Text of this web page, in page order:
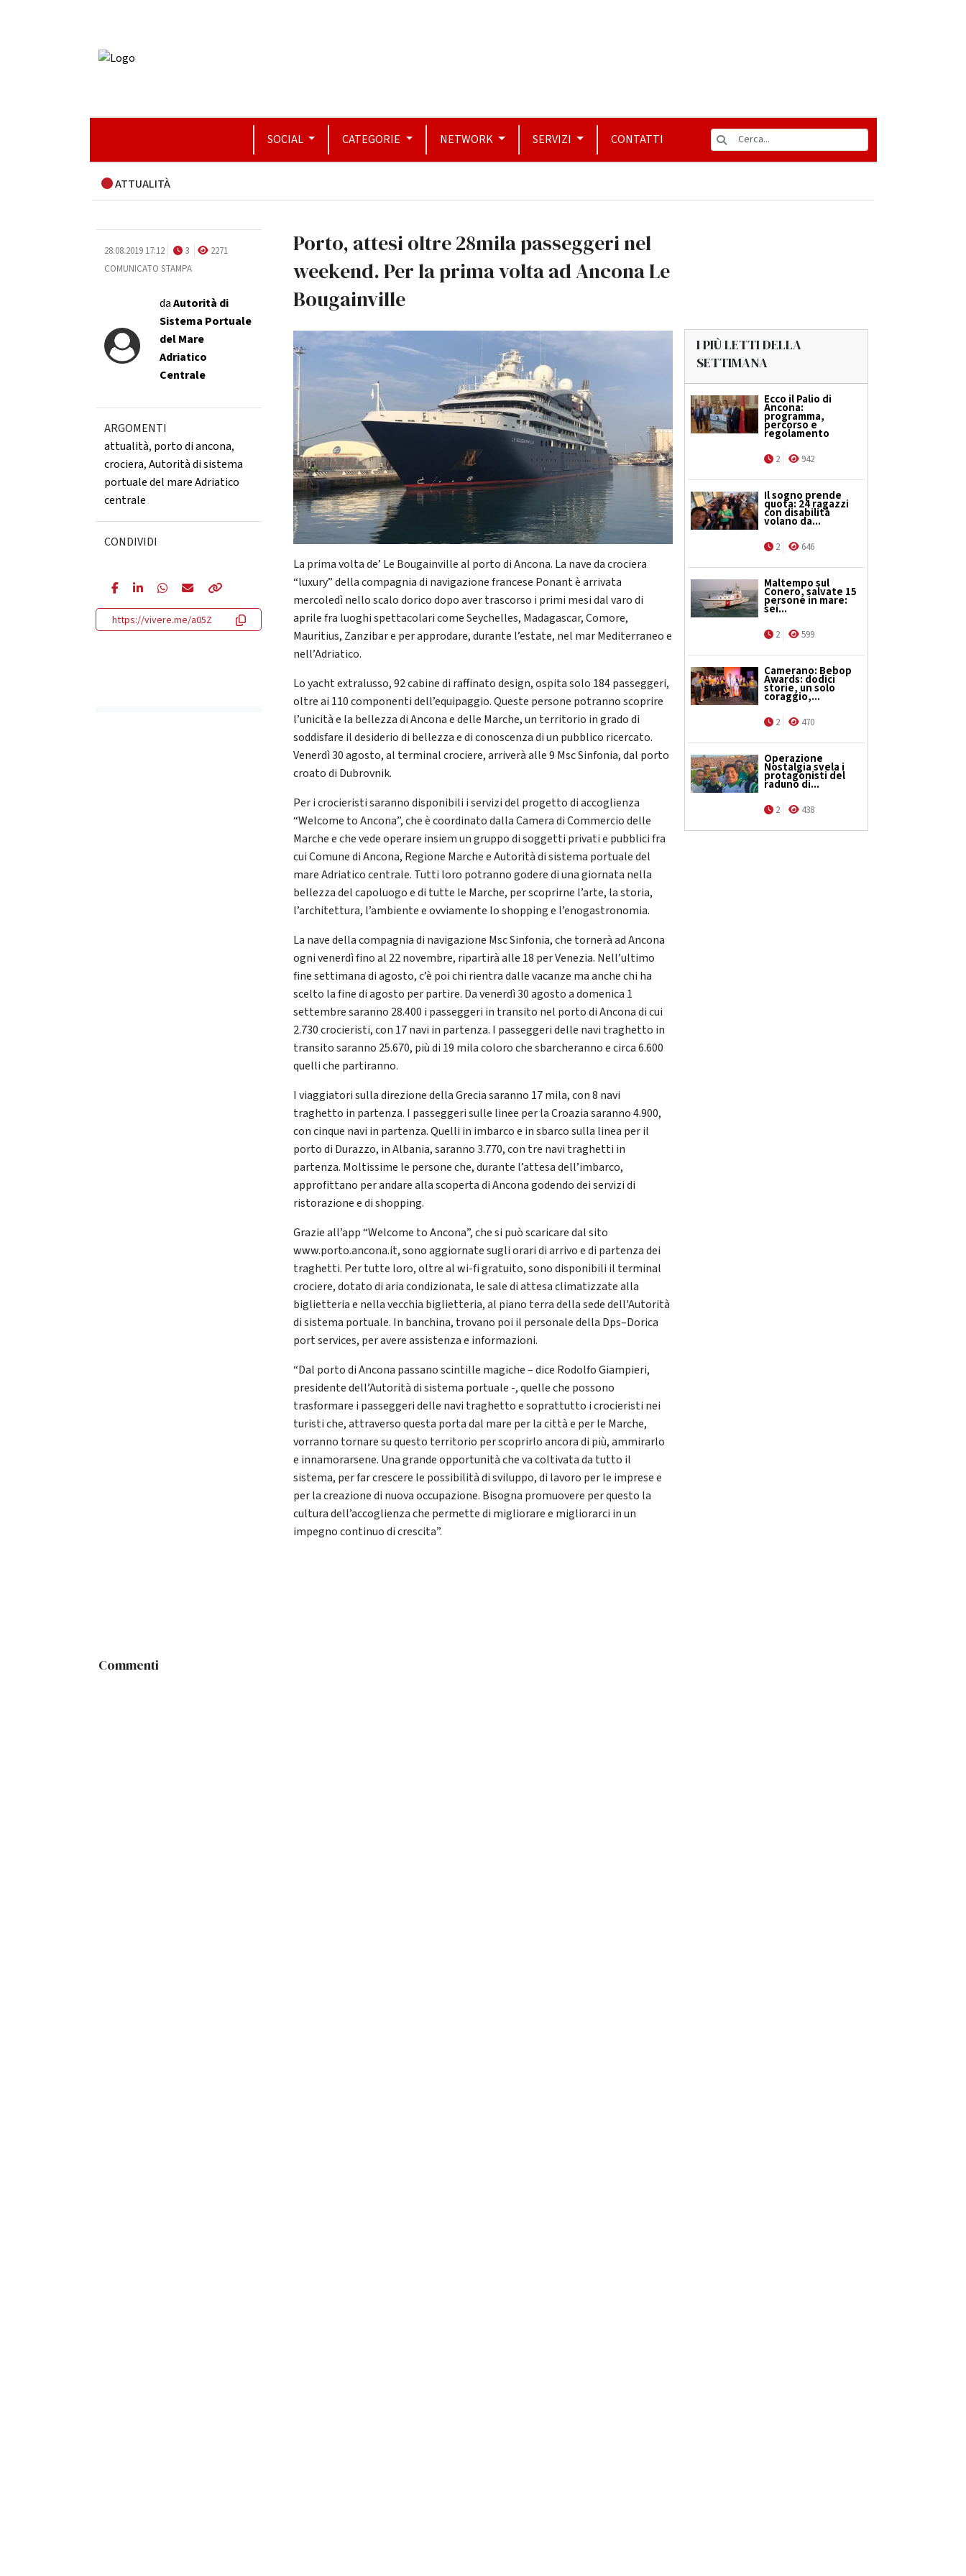
SOCIAL CATEGORIE NETWORK SERVIZI CONTATTI
ATTUALITÀ
28.08.2019 17:12 3
2271
COMUNICATO STAMPA
daAutorità di
Sistema Portuale
del Mare
Adriatico
Centrale
ARGOMENTI
attualità, porto di ancona,
crociera,Autorità di sistema
portuale del mare Adriatico
centrale
CONDIVIDI
https://vivere.me/a05Z
Porto, attesi oltre 28mila passeggeri nel
weekend. Per la prima volta ad Ancona Le
Bougainville
La prima volta de’ Le Bougainville al porto di Ancona. La nave da crociera
“luxury” della compagnia di navigazione francese Ponant è arrivata
mercoledì nello scalo dorico dopo aver trascorso i primi mesi dal varo di
aprile fra luoghi spettacolari come Seychelles, Madagascar, Comore,
Mauritius, Zanzibar e per approdare, durante l’estate, nel mar Mediterraneo e
nell’Adriatico.
Lo yacht extralusso, 92 cabine di raffinato design, ospita solo 184 passeggeri,
oltre ai 110 componenti dell’equipaggio. Queste persone potranno scoprire
l’unicità e la bellezza di Ancona e delle Marche, un territorio in grado di
soddisfare il desiderio di bellezza e di conoscenza di un pubblico ricercato.
Venerdì 30 agosto, al terminal crociere, arriverà alle 9 Msc Sinfonia, dal porto
croato di Dubrovnik.
Per i crocieristi saranno disponibili i servizi del progetto di accoglienza
“Welcome to Ancona”, che è coordinato dalla Camera di Commercio delle
Marche e che vede operare insiem un gruppo di soggetti privati e pubblici fra
cui Comune di Ancona, Regione Marche e Autorità di sistema portuale del
mare Adriatico centrale. Tutti loro potranno godere di una giornata nella
bellezza del capoluogo e di tutte le Marche, per scoprirne l’arte, la storia,
l’architettura, l’ambiente e ovviamente lo shopping e l’enogastronomia.
La nave della compagnia di navigazione Msc Sinfonia, che tornerà ad Ancona
ogni venerdì fino al 22 novembre, ripartirà alle 18 per Venezia. Nell’ultimo
fine settimana di agosto, c’è poi chi rientra dalle vacanze ma anche chi ha
scelto la fine di agosto per partire. Da venerdì 30 agosto a domenica 1
settembre saranno 28.400 i passeggeri in transito nel porto di Ancona di cui
2.730 crocieristi, con 17 navi in partenza. I passeggeri delle navi traghetto in
transito saranno 25.670, più di 19 mila coloro che sbarcheranno e circa 6.600
quelli che partiranno.
I viaggiatori sulla direzione della Grecia saranno 17 mila, con 8 navi
traghetto in partenza. I passeggeri sulle linee per la Croazia saranno 4.900,
con cinque navi in partenza. Quelli in imbarco e in sbarco sulla linea per il
porto di Durazzo, in Albania, saranno 3.770, con tre navi traghetti in
partenza. Moltissime le persone che, durante l’attesa dell’imbarco,
approfittano per andare alla scoperta di Ancona godendo dei servizi di
ristorazione e di shopping.
Grazie all’app “Welcome to Ancona”, che si può scaricare dal sito
www.porto.ancona.it, sono aggiornate sugli orari di arrivo e di partenza dei
traghetti. Per tutte loro, oltre al wi-fi gratuito, sono disponibili il terminal
crociere, dotato di aria condizionata, le sale di attesa climatizzate alla
biglietteria e nella vecchia biglietteria, al piano terra della sede dell'Autorità
di sistema portuale. In banchina, trovano poi il personale della Dps–Dorica
port services, per avere assistenza e informazioni.
“Dal porto di Ancona passano scintille magiche – dice Rodolfo Giampieri,
presidente dell’Autorità di sistema portuale -, quelle che possono
trasformare i passeggeri delle navi traghetto e soprattutto i crocieristi nei
turisti che, attraverso questa porta dal mare per la città e per le Marche,
vorranno tornare su questo territorio per scoprirlo ancora di più, ammirarlo
e innamorarsene. Una grande opportunità che va coltivata da tutto il
sistema, per far crescere le possibilità di sviluppo, di lavoro per le imprese e
per la creazione di nuova occupazione. Bisogna promuovere per questo la
cultura dell’accoglienza che permette di migliorare e migliorarci in un
impegno continuo di crescita”.
I PIÙ LETTI DELLA
SETTIMANA
Ecco il Palio di
Ancona:
programma,
percorso e
regolamento
2 942
Il sogno prende
quota: 24 ragazzi
con disabilità
volano da...
2 646
Maltempo sul
Conero, salvate 15
persone in mare:
sei...
2 599
Camerano: Bebop
Awards: dodici
storie, un solo
coraggio,...
2 470
Operazione
Nostalgia svela i
protagonisti del
raduno di...
2 438
Commenti